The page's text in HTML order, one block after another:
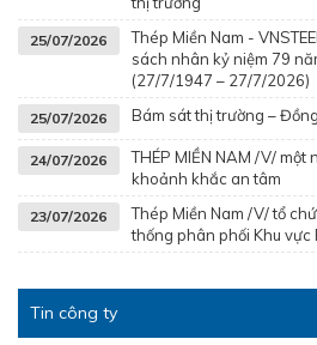
25/07/2026
Thép Miền Nam -
sách nhân kỷ niệm 79
(27/7/1947 – 27/7/2026)
25/07/2026 Bám sát thị trường –
24/07/2026
THÉP MIỀN NAM /V/
khoảnh khắc an tâm
23/07/2026
Thép Miền Nam /V/ tổ
thống phân phối Khu vực
Tin công ty